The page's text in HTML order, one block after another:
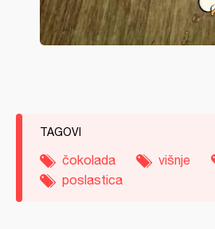
TAGOVI
čokolada višnje
poslastica